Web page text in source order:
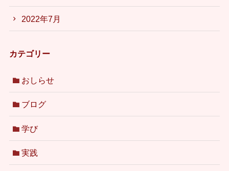
2022年7月
カテゴリー
おしらせ
ブログ
学び
実践